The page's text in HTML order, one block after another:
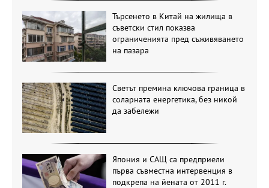
Търсенето в Китай на жилища в
съветски стил показва
ограниченията пред съживяването
на пазара
Светът премина ключова граница в
соларната енергетика, без никой
да забележи
Япония и САЩ са предприели
първа съвместна интервенция в
подкрепа на йената от 2011 г.